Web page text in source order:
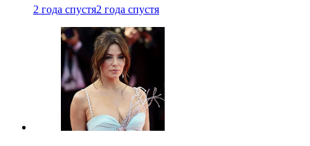
2 года спустя2 года спустя